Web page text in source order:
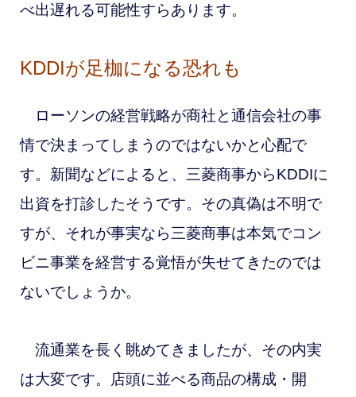
べ出遅れる可能性すらあります。
KDDIが足枷になる恐れも
ローソンの経営戦略が商社と通信会社の事
情で決まってしまうのではないかと心配で
す。新聞などによると、三菱商事からKDDIに
出資を打診したそうです。その真偽は不明で
すが、それが事実なら三菱商事は本気でコン
ビニ事業を経営する覚悟が失せてきたのでは
ないでしょうか。
流通業を長く眺めてきましたが、その内実
は大変です。店頭に並べる商品の構成・開